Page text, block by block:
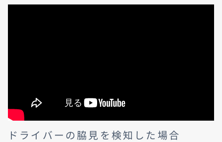
ドライバーの脇見を検知した場合